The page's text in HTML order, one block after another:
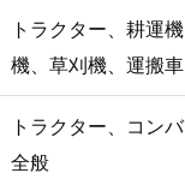
トラクター、耕運
機、草刈機、運搬
トラクター、コン
全般